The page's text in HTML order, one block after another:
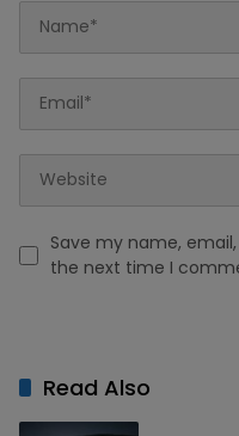
Save my name,
the next time I
Read Also